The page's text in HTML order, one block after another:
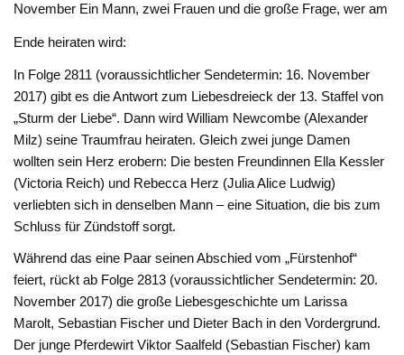
November Ein Mann, zwei Frauen und die große Frage, wer am
Ende heiraten wird:
In Folge 2811 (voraussichtlicher Sendetermin: 16. November
2017) gibt es die Antwort zum Liebesdreieck der 13. Staffel von
„Sturm der Liebe“. Dann wird William Newcombe (Alexander
Milz) seine Traumfrau heiraten. Gleich zwei junge Damen
wollten sein Herz erobern: Die besten Freundinnen Ella Kessler
(Victoria Reich) und Rebecca Herz (Julia Alice Ludwig)
verliebten sich in denselben Mann – eine Situation, die bis zum
Schluss für Zündstoff sorgt.
Während das eine Paar seinen Abschied vom „Fürstenhof“
feiert, rückt ab Folge 2813 (voraussichtlicher Sendetermin: 20.
November 2017) die große Liebesgeschichte um Larissa
Marolt, Sebastian Fischer und Dieter Bach in den Vordergrund.
Der junge Pferdewirt Viktor Saalfeld (Sebastian Fischer) kam